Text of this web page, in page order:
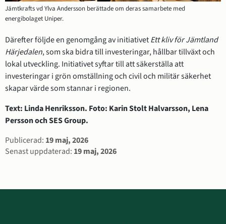
Jämtkrafts vd Ylva Andersson berättade om deras samarbete med
energibolaget Uniper.
Därefter följde en genomgång av initiativet Ett kliv för Jämtland
Härjedalen, som ska bidra till investeringar, hållbar tillväxt och
lokal utveckling. Initiativet syftar till att säkerställa att
investeringar i grön omställning och civil och militär säkerhet
skapar värde som stannar i regionen.
Text: Linda Henriksson. Foto: Karin Stolt Halvarsson, Lena
Persson och SES Group.
Sidinformation
Publicerad: 19 maj, 2026
Senast uppdaterad: 19 maj, 2026